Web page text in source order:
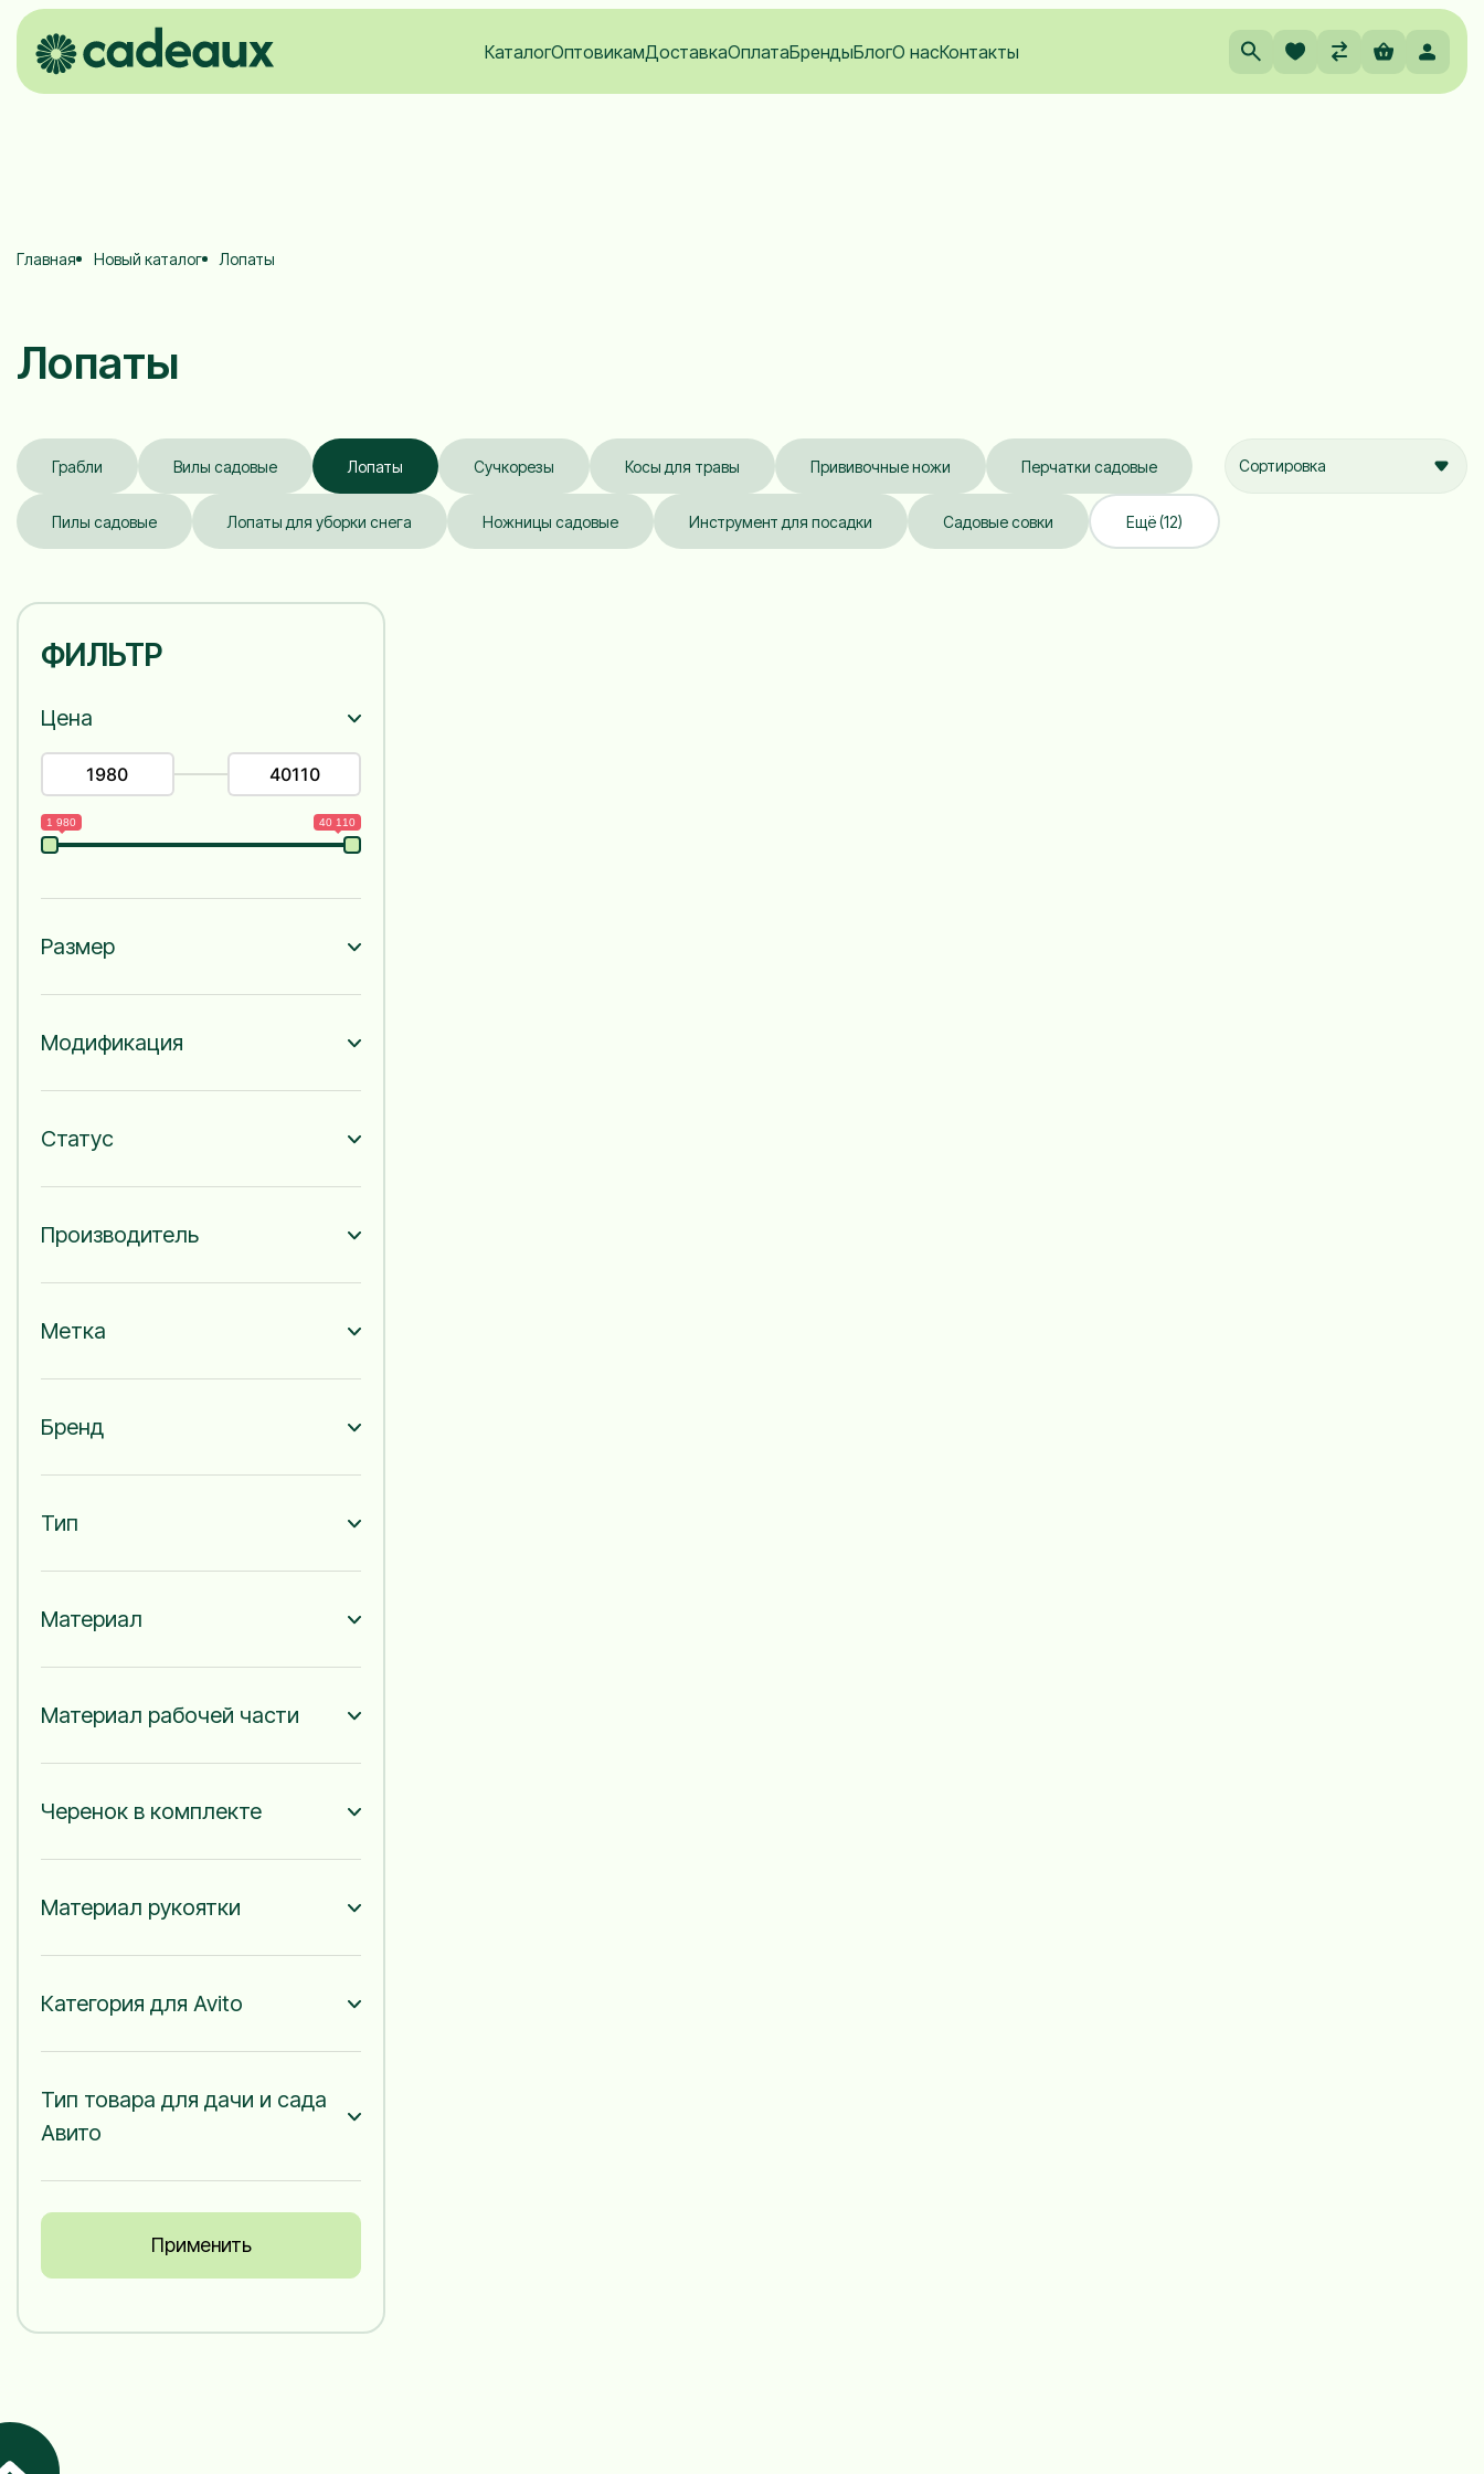
КаталогОптовикамДоставкаОплатаБрендыБлогО насКонтакты
Главная Новый каталог Лопаты
Лопаты
Грабли Вилы садовые Лопаты Сучкорезы Косы для травы Прививочные ножи Перчатки садовые
Пилы садовые Лопаты для уборки снега Ножницы садовые Инструмент для посадки Садовые совки Ещё (12)
Сортировка
ФИЛЬТР
Цена
1 980 40 110
Размер
Модификация
Статус
Производитель
Метка
Бренд
Тип
Материал
Материал рабочей части
Черенок в комплекте
Материал рукоятки
Категория для Avito
Тип товара для дачи и сада
Авито
Применить